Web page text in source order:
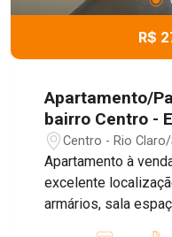
R$
Apartamento/
Centro - Rio Claro/
Apartamento à
excelente
armários, sala